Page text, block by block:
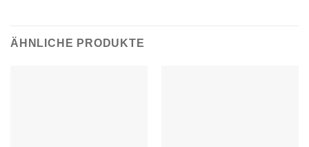
ÄHNLICHE PRODUKTE